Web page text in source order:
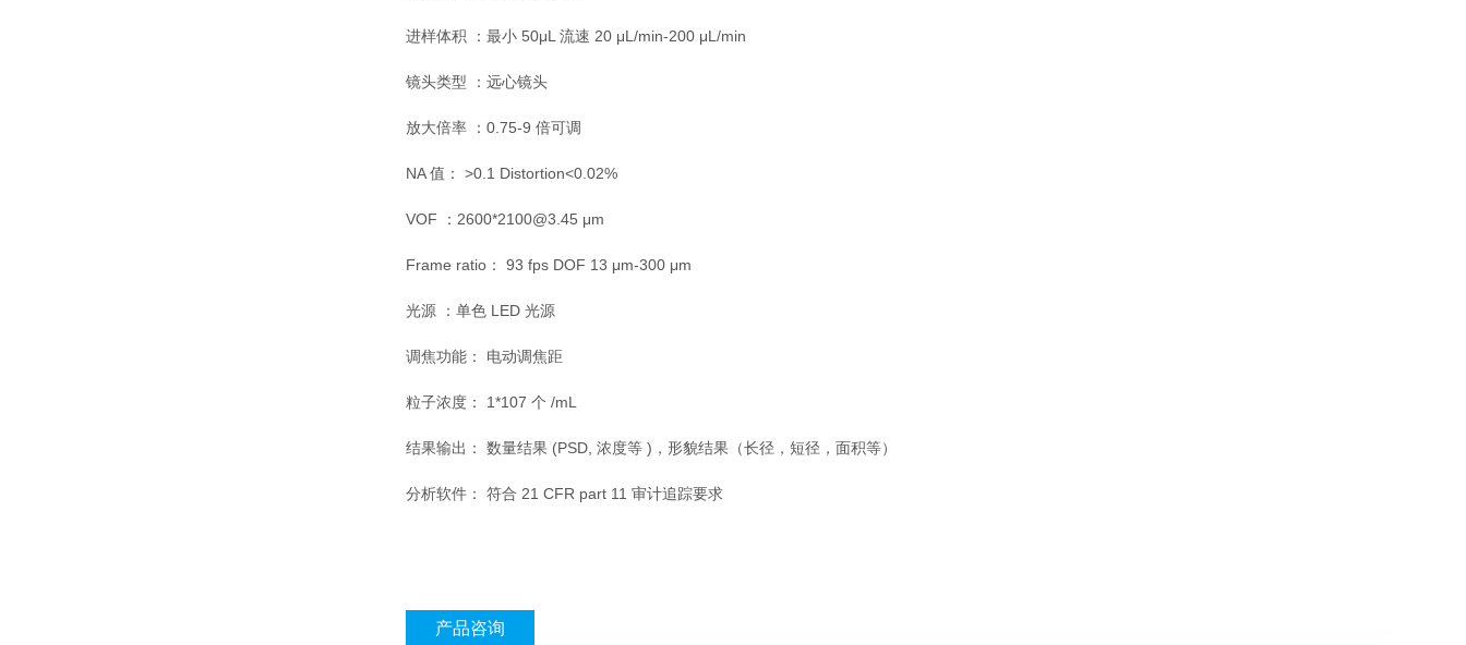
进样体积 ：最小 50μL 流速 20 μL/min-200 μL/min
镜头类型 ：远心镜头
放大倍率 ：0.75-9 倍可调
NA 值： >0.1 Distortion<0.02%
VOF ：2600*2100@3.45 μm
Frame ratio： 93 fps DOF 13 μm-300 μm
光源 ：单色 LED 光源
调焦功能： 电动调焦距
粒子浓度： 1*107 个 /mL
结果输出： 数量结果 (PSD, 浓度等 )，形貌结果（长径，短径，面积等）
分析软件： 符合 21 CFR part 11 审计追踪要求
产品咨询